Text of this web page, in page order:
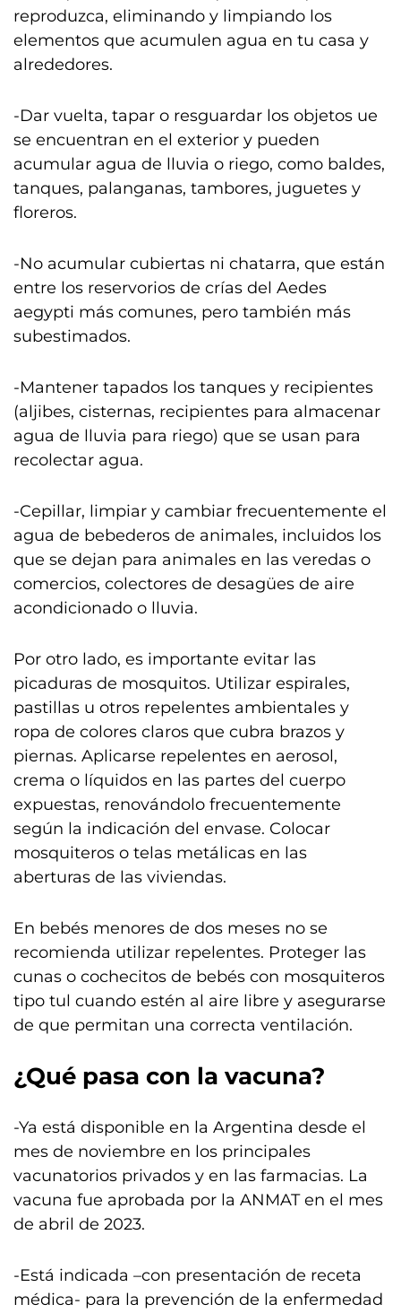
reproduzca, eliminando y limpiando los
elementos que acumulen agua en tu casa y
alrededores.
-Dar vuelta, tapar o resguardar los objetos ue
se encuentran en el exterior y pueden
acumular agua de lluvia o riego, como baldes,
tanques, palanganas, tambores, juguetes y
floreros.
-No acumular cubiertas ni chatarra, que están
entre los reservorios de crías del Aedes
aegypti más comunes, pero también más
subestimados.
-Mantener tapados los tanques y recipientes
(aljibes, cisternas, recipientes para almacenar
agua de lluvia para riego) que se usan para
recolectar agua.
-Cepillar, limpiar y cambiar frecuentemente el
agua de bebederos de animales, incluidos los
que se dejan para animales en las veredas o
comercios, colectores de desagües de aire
acondicionado o lluvia.
Por otro lado, es importante evitar las
picaduras de mosquitos. Utilizar espirales,
pastillas u otros repelentes ambientales y
ropa de colores claros que cubra brazos y
piernas. Aplicarse repelentes en aerosol,
crema o líquidos en las partes del cuerpo
expuestas, renovándolo frecuentemente
según la indicación del envase. Colocar
mosquiteros o telas metálicas en las
aberturas de las viviendas.
En bebés menores de dos meses no se
recomienda utilizar repelentes. Proteger las
cunas o cochecitos de bebés con mosquiteros
tipo tul cuando estén al aire libre y asegurarse
de que permitan una correcta ventilación.
¿Qué pasa con la vacuna?
-Ya está disponible en la Argentina desde el
mes de noviembre en los principales
vacunatorios privados y en las farmacias. La
vacuna fue aprobada por la ANMAT en el mes
de abril de 2023.
-Está indicada –con presentación de receta
médica- para la prevención de la enfermedad